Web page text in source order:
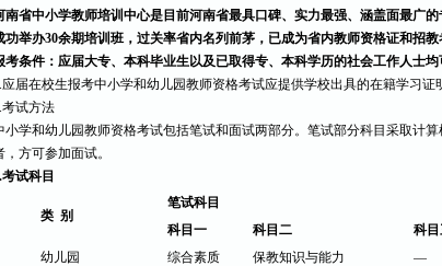
南省中小学教师培训中心是目前河南省最具口碑、实力最强、涵盖面最广
功举办30余期培训班，过关率省内名列前茅，已成为省内教师资格证和招教
考条件：应届大专、本科毕业生以及已取得专、本科学历的社会工作人士均
应届在校生报考中小学和幼儿园教师资格考试应提供学校出具的在籍学习证
考试方法
小学和幼儿园教师资格考试包括笔试和面试两部分。笔试部分科目采取计
，方可参加面试。
试科目
类 别
笔试科目
科目一
科目二
科
幼儿园
综合素质 保教知识与能力 —